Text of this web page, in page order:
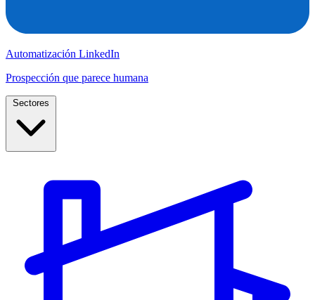
Automatización LinkedIn
Prospección que parece humana